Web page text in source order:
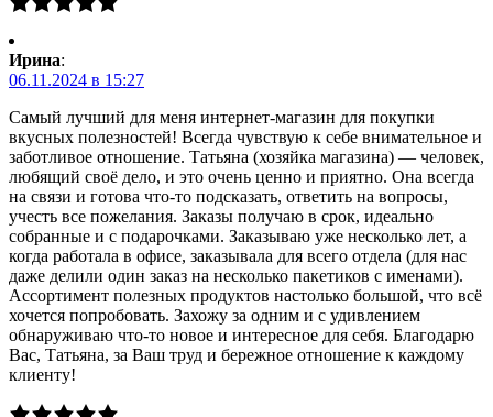
Ирина:
06.11.2024 в 15:27
Самый лучший для меня интернет-магазин для покупки
вкусных полезностей! Всегда чувствую к себе внимательное и
заботливое отношение. Татьяна (хозяйка магазина) — человек,
любящий своё дело, и это очень ценно и приятно. Она всегда
на связи и готова что-то подсказать, ответить на вопросы,
учесть все пожелания. Заказы получаю в срок, идеально
собранные и с подарочками. Заказываю уже несколько лет, а
когда работала в офисе, заказывала для всего отдела (для нас
даже делили один заказ на несколько пакетиков с именами).
Ассортимент полезных продуктов настолько большой, что всё
хочется попробовать. Захожу за одним и с удивлением
обнаруживаю что-то новое и интересное для себя. Благодарю
Вас, Татьяна, за Ваш труд и бережное отношение к каждому
клиенту!